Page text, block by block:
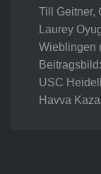
Till Geitner,
Laurey
Wieblingen
USC
Havva